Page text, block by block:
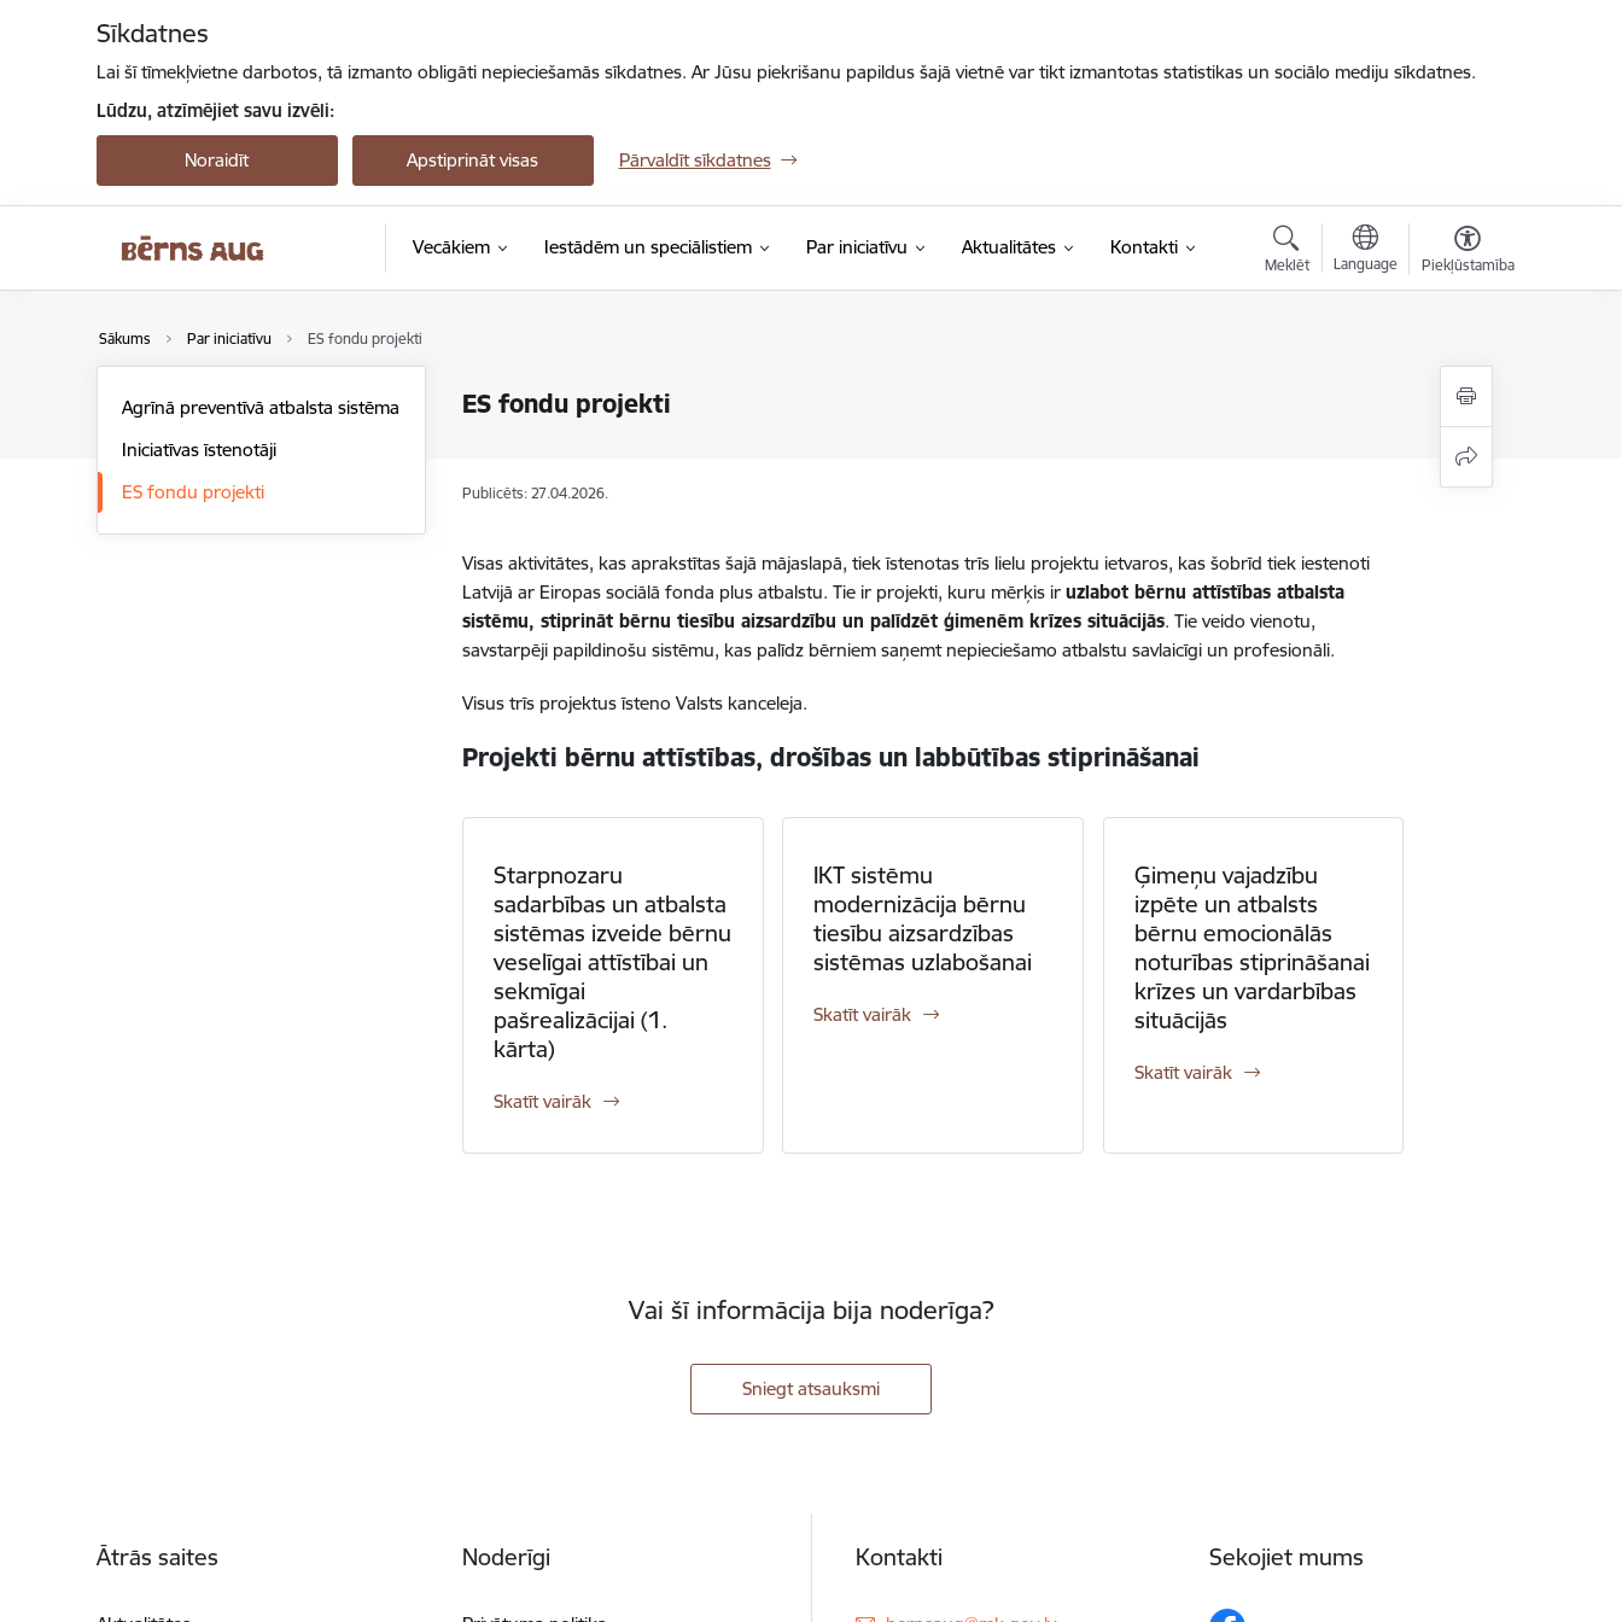
Sīkdatnes
Lai šī tīmekļvietne darbotos, tā izmanto obligāti nepieciešamās sīkdatnes. Ar Jūsu piekrišanu papildus šajā vietnē var tikt izmantotas statistikas un sociālo mediju sīkdatnes.
Lūdzu, atzīmējiet savu izvēli:
Noraidīt Apstiprināt visas Pārvaldīt sīkdatnes
Vecākiem Iestādēm un speciālistiem Par iniciatīvu Aktualitātes Kontakti
Meklēt Language Piekļūstamība
Sākums Par iniciatīvu ES fondu projekti
ES fondu projekti
Agrīnā preventīvā atbalsta sistēma
Iniciatīvas īstenotāji
ES fondu projekti
Publicēts: 27.04.2026.
Visas aktivitātes, kas aprakstītas šajā mājaslapā, tiek īstenotas trīs lielu projektu ietvaros, kas šobrīd tiek iestenoti
Latvijā ar Eiropas sociālā fonda plus atbalstu. Tie ir projekti, kuru mērķis iruzlabot bērnu attīstības atbalsta
sistēmu, stiprināt bērnu tiesību aizsardzību un palīdzēt ģimenēm krīzes situācijās. Tie veido vienotu,
savstarpēji papildinošu sistēmu, kas palīdz bērniem saņemt nepieciešamo atbalstu savlaicīgi un profesionāli.
Visus trīs projektus īsteno Valsts kanceleja.
Projekti bērnu attīstības, drošības un labbūtības stiprināšanai
Starpnozaru
sadarbības un atbalsta
sistēmas izveide bērnu
veselīgai attīstībai un
sekmīgai
pašrealizācijai (1.
kārta)
Skatīt vairāk
IKT sistēmu
modernizācija bērnu
tiesību aizsardzības
sistēmas uzlabošanai
Skatīt vairāk
Ģimeņu vajadzību
izpēte un atbalsts
bērnu emocionālās
noturības stiprināšanai
krīzes un vardarbības
situācijās
Skatīt vairāk
Vai šī informācija bija noderīga?
Sniegt atsauksmi
Ātrās saites Noderīgi Kontakti Sekojiet mums